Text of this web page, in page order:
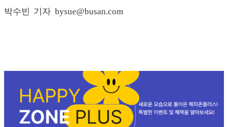
박수빈 기자 bysue@busan.com